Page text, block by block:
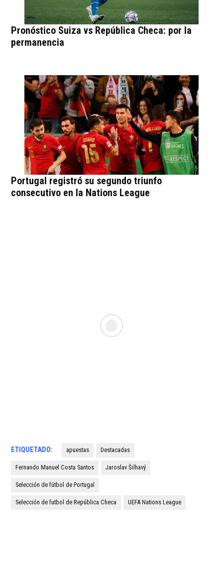
Pronóstico Suiza vs República Checa: por la
permanencia
Portugal registró su segundo triunfo
consecutivo en la Nations League
ETIQUETADO: apuestas Destacadas
Fernando Manuel Costa Santos Jaroslav Šilhavý
Selección de fútbol de Portugal
Selección de futbol de República Checa UEFA Nations League